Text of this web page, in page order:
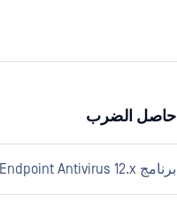
حاصل الضرب
برنامج ESET Endpoint Antivirus 12.x